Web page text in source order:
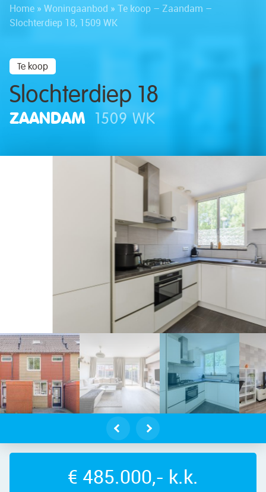
Home » Woningaanbod » Te koop – Zaandam –
Slochterdiep 18, 1509 WK
Te koop
Slochterdiep 18
ZAANDAM 1509 WK
– Slochterdiep 18, 1509 WK –
€ 485.000,- k.k.